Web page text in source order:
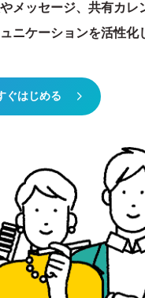
メッセージ、共有カレ
ニケーションを活性化
ぐはじめる